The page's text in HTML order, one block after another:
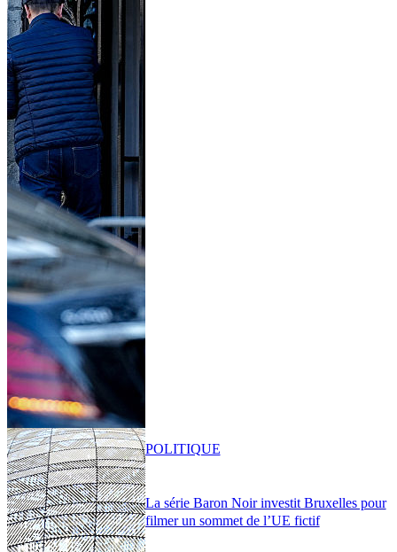
La série Baron Noir investit Bruxelles pour
filmer un sommet de l’UE fictif
POLITIQUE